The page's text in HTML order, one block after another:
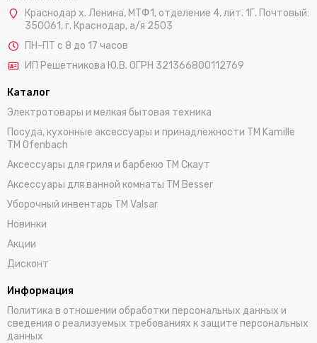
Краснодар х. Ленина, МТФ1, отделение 4, лит. 1Г. Почтовый:
350061, г. Краснодар, а/я 2503
ПН-ПТ с 8 до 17 часов
ИП Решетникова Ю.В. ОГРН 321366800112769
Каталог
Электротовары и мелкая бытовая техника
Посуда, кухонные аксессуары и принадлежности TM Kamille
TM Ofenbach
Аксессуары для гриля и барбекю TM Скаут
Аксессуары для ванной комнаты TM Besser
Уборочный инвентарь TM Valsar
Новинки
Акции
Дисконт
Информация
Политика в отношении обработки персональных данных и
сведения о реализуемых требованиях к защите персональных
данных